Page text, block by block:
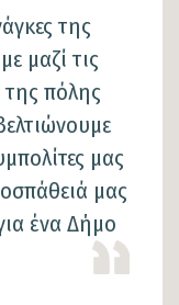
της
μαζί τις
της πόλης
μας
μας
ένα Δήμο